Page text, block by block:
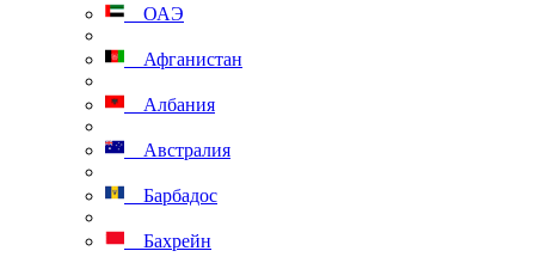
ОАЭ
Афганистан
Албания
Австралия
Барбадос
Бахрейн